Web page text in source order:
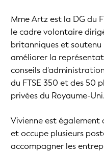
Mme Artz est la DG du
le cadre volontaire
britanniques et
améliorer la
conseils
du FTSE 350 et des 50
privées du Royaume-Uni.
Vivienne est
et occupe plusieurs
accompagner les